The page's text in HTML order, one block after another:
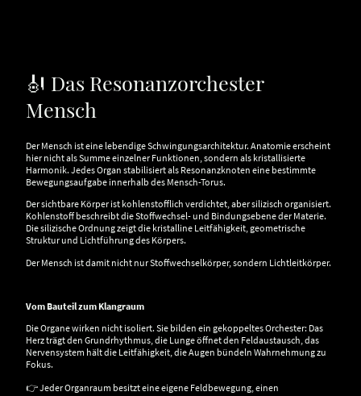
🎻 Das Resonanzorchester
Mensch
Der Mensch ist eine lebendige Schwingungsarchitektur. Anatomie erscheint
hier nicht als Summe einzelner Funktionen, sondern als kristallisierte
Harmonik. Jedes Organ stabilisiert als Resonanzknoten eine bestimmte
Bewegungsaufgabe innerhalb des Mensch-Torus.
Der sichtbare Körper ist kohlenstofflich verdichtet, aber silizisch organisiert.
Kohlenstoff beschreibt die Stoffwechsel- und Bindungsebene der Materie.
Die silizische Ordnung zeigt die kristalline Leitfähigkeit, geometrische
Struktur und Lichtführung des Körpers.
Der Mensch ist damit nicht nur Stoffwechselkörper, sondern Lichtleitkörper.
Vom Bauteil zum Klangraum
Die Organe wirken nicht isoliert. Sie bilden ein gekoppeltes Orchester: Das
Herz trägt den Grundrhythmus, die Lunge öffnet den Feldaustausch, das
Nervensystem hält die Leitfähigkeit, die Augen bündeln Wahrnehmung zu
Fokus.
👉 Jeder Organraum besitzt eine eigene Feldbewegung, einen